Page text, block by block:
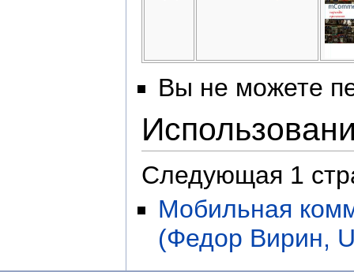
Вы не можете
Следующая 1
Мобильная
(Федор Вирин,